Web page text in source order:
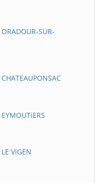
SUR-
ViGEN